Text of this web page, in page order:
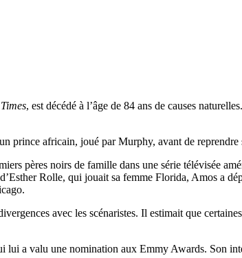
, est décédé à l’âge de 84 ans de causes
prince africain, joué par Murphy, avant de
pères noirs de famille dans une série télévisée
Rolle, qui jouait sa femme Florida, Amos a
avec les scénaristes. Il estimait que
lui a valu une nomination aux Emmy Awards. Son